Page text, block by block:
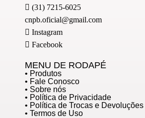
(31) 7215-6025
cnpb.oficial@gmail.com
Instagram
Facebook
MENU DE RODAPÉ
• Produtos
• Fale Conosco
• Sobre nós
• Política de Privacidade
• Política de Trocas e Devoluções
• Termos de Uso